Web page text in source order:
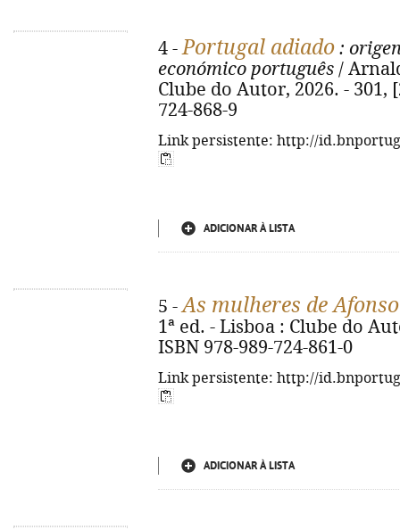
4 -Portugal adiado :
económico português /
Clube do Autor, 2026. - 301,
724-868-9
Link persistente: http://
ADICIONAR À LISTA
5 -As mulheres de
1ª ed. - Lisboa : Clube do
ISBN 978-989-724-861-0
Link persistente: http://
ADICIONAR À LISTA